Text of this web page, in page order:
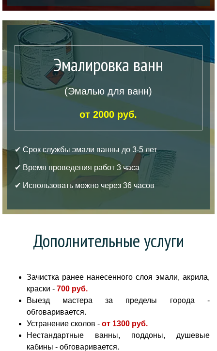
Эмалировка ванн
(Эмалью для ванн)
от 2000 руб.
✔ Срок службы эмали ванны до 3-5 лет
✔ Время проведения работ 3 часа
✔ Использовать можно через 36 часов
Дополнительные услуги
Зачистка ранее нанесенного слоя эмали, акрила,
краски - 700 руб.
Выезд мастера за пределы города -
обговаривается.
Устранение сколов - от 1300 руб.
Нестандартные ванны, поддоны, душевые
кабины - обговаривается.